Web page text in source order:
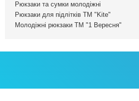
Рюкзаки та сумки молодіжні
Рюкзаки для підлітків ТМ "Kite"
Молодіжні рюкзаки ТМ "1 Вересня"